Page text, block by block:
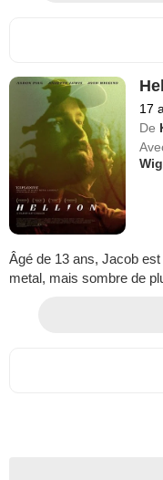
17
De
Âgé de 13 ans, Jacob
metal, mais sombre de